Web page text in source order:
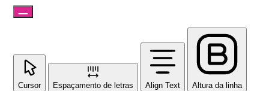
Cursor Espaçamento de letras Align Text Altura da linha